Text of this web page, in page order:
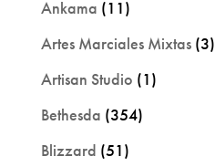
Ankama (11)
Artes Marciales Mixtas(3)
Artisan Studio (1)
Bethesda (354)
Blizzard (51)